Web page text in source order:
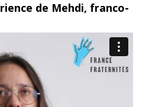
de Mehdi, franco-